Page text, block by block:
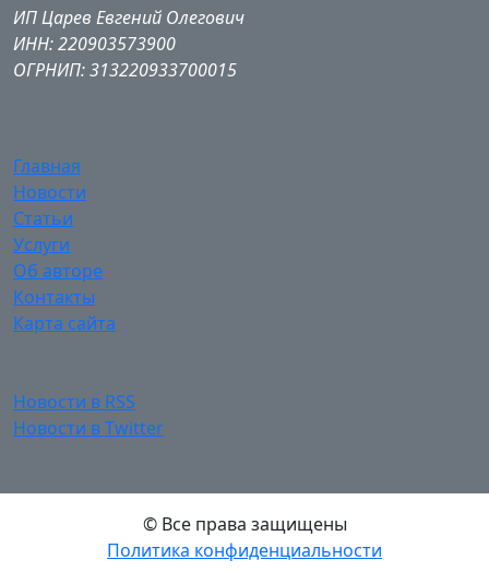
ИП Царев Евгений Олегович
ИНН: 220903573900
ОГРНИП: 313220933700015
Главная
Новости
Статьи
Услуги
Об авторе
Контакты
Карта сайта
Новости в RSS
Новости в Twitter
© Все права защищены
Политика конфиденциальности